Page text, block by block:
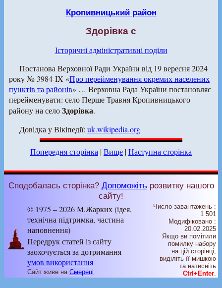
Кропивницький район
Здорівка с
Історичні адміністративні поділи
Постанова Верховної Ради України від 19 вересня 2024
року № 3984-IX «Про перейменування окремих населених
пунктів та районів» … Верховна Рада України постановляє
перейменувати: село Перше Травня Кропивницького
району на селоЗдорівка.
Довідка у Вікіпедії: uk.wikipedia.org
Попередня сторінка |Вище |Наступна сторінка
Сподобалась сторінка? Допоможітьрозвитку нашого
сайту!
© 1975 – 2026 М.Жарких (ідея,
технічна підтримка, частина
наповнення)
Передрук статей із сайту
заохочується за дотримання
умов використання
Сайт живе на Смереці
Число завантажень :
1 501
Модифіковано :
20.02.2025
Якщо ви помітили
помилку набору
на цiй сторiнцi,
видiлiть її мишкою
та натисніть
Ctrl+Enter.